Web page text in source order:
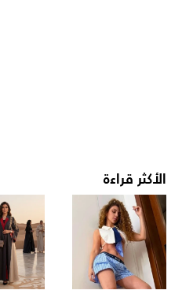
الأكثر قراءة